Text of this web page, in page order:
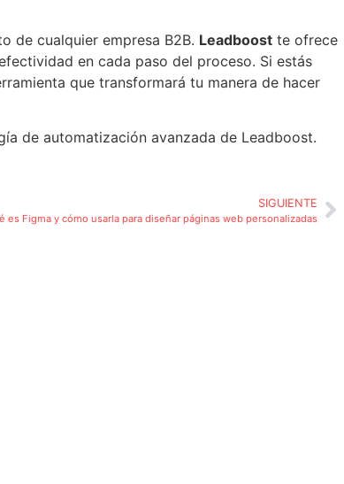
de cualquier empresa B2B. Leadboost te ofrece
en cada paso del proceso. Si estás
que transformará tu manera de hacer
de automatización avanzada de Leadboost.
SIGUIENTE
es Figma y cómo usarla para diseñar páginas web personalizadas